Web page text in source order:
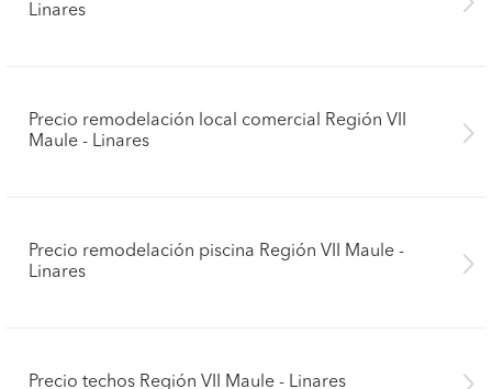
Linares
Precio remodelación local comercial Región VII
Maule - Linares
Precio remodelación piscina Región VII Maule -
Linares
Precio techos Región VII Maule - Linares